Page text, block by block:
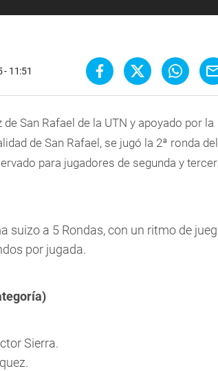
- 11:51
San Rafael de la UTN y apoyado por la
de San Rafael, se jugó la 2ª ronda
para jugadores de segunda y
suizo a 5 Rondas, con un ritmo de
por jugada.
Sierra.